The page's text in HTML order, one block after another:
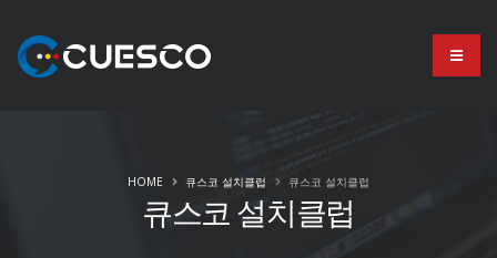
큐스코 설치클럽
HOME 큐스코 설치클럽 큐스코 설치클럽